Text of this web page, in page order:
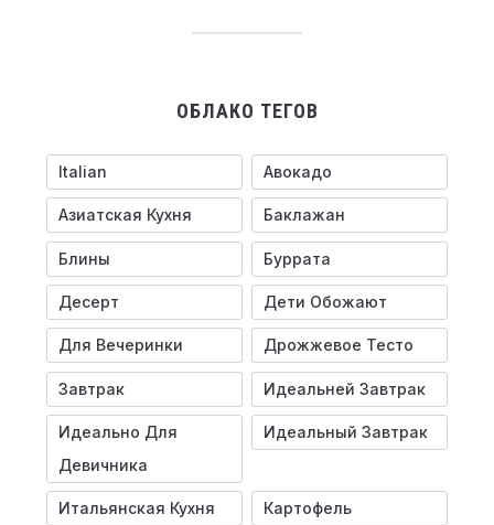
ОБЛАКО ТЕГОВ
Italian Авокадо
Азиатская Кухня Баклажан
Блины Буррата
Десерт Дети Обожают
Для Вечеринки Дрожжевое Тесто
Завтрак Идеальней Завтрак
Идеально Для
Девичника
Идеальный Завтрак
Итальянская Кухня Картофель